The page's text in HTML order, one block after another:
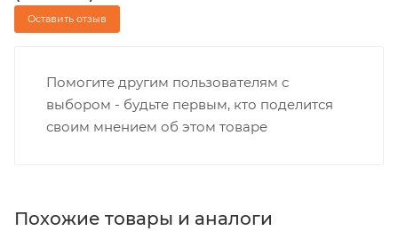
Оставить отзыв
Помогите другим пользователям с
выбором - будьте первым, кто поделится
своим мнением об этом товаре
Похожие товары и аналоги